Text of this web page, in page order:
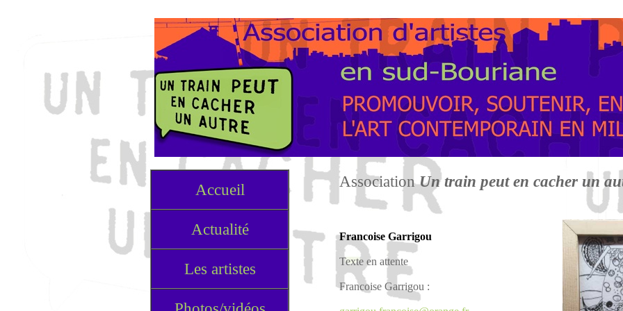
Accueil
Actualité
Les artistes
AssociationUn train peut en cacher un
Francoise Garrigou
Texte en attente
Francoise Garrigou :